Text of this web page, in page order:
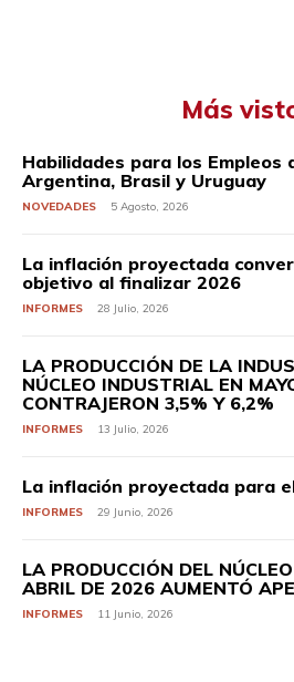
Más
Habilidades para los Empleos
Argentina, Brasil y Uruguay
NOVEDADES 5 Agosto, 2026
La inflación proyectada
objetivo al finalizar 2026
INFORMES 28 Julio, 2026
LA PRODUCCIÓN DE LA
NÚCLEO INDUSTRIAL EN
CONTRAJERON 3,5% Y 6,2%
INFORMES 13 Julio, 2026
La inflación proyectada para
INFORMES 29 Junio, 2026
LA PRODUCCIÓN DEL
ABRIL DE 2026 AUMENTÓ
INFORMES 11 Junio, 2026